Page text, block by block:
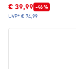
€ 39,99 -46 %
UVP* € 74,99